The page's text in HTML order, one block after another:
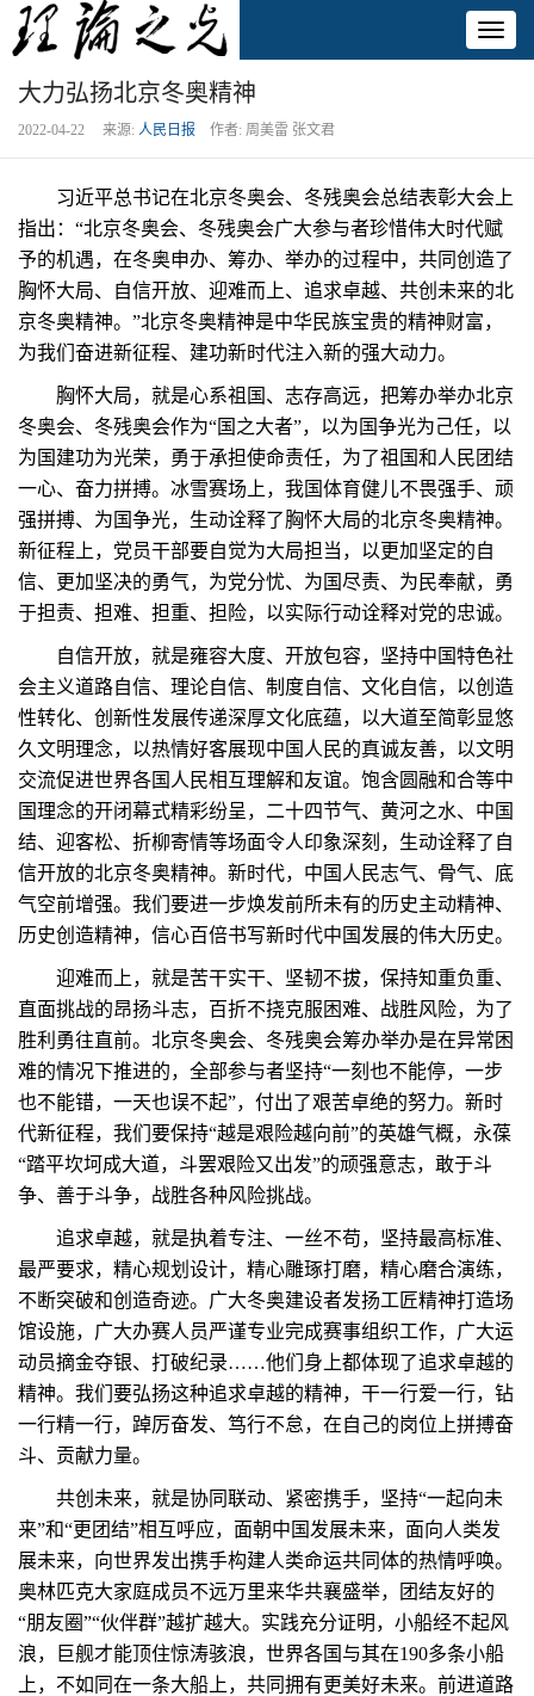
大力弘扬北京冬奥精神
2022-04-22 来源: 人民日报 作者: 周美雷 张文君
习近平总书记在北京冬奥会、冬残奥会总结表彰大会上
指出：“北京冬奥会、冬残奥会广大参与者珍惜伟大时代赋
予的机遇，在冬奥申办、筹办、举办的过程中，共同创造了
胸怀大局、自信开放、迎难而上、追求卓越、共创未来的北
京冬奥精神。”北京冬奥精神是中华民族宝贵的精神财富，
为我们奋进新征程、建功新时代注入新的强大动力。
胸怀大局，就是心系祖国、志存高远，把筹办举办北京
冬奥会、冬残奥会作为“国之大者”，以为国争光为己任，以
为国建功为光荣，勇于承担使命责任，为了祖国和人民团结
一心、奋力拼搏。冰雪赛场上，我国体育健儿不畏强手、顽
强拼搏、为国争光，生动诠释了胸怀大局的北京冬奥精神。
新征程上，党员干部要自觉为大局担当，以更加坚定的自
信、更加坚决的勇气，为党分忧、为国尽责、为民奉献，勇
于担责、担难、担重、担险，以实际行动诠释对党的忠诚。
自信开放，就是雍容大度、开放包容，坚持中国特色社
会主义道路自信、理论自信、制度自信、文化自信，以创造
性转化、创新性发展传递深厚文化底蕴，以大道至简彰显悠
久文明理念，以热情好客展现中国人民的真诚友善，以文明
交流促进世界各国人民相互理解和友谊。饱含圆融和合等中
国理念的开闭幕式精彩纷呈，二十四节气、黄河之水、中国
结、迎客松、折柳寄情等场面令人印象深刻，生动诠释了自
信开放的北京冬奥精神。新时代，中国人民志气、骨气、底
气空前增强。我们要进一步焕发前所未有的历史主动精神、
历史创造精神，信心百倍书写新时代中国发展的伟大历史。
迎难而上，就是苦干实干、坚韧不拔，保持知重负重、
直面挑战的昂扬斗志，百折不挠克服困难、战胜风险，为了
胜利勇往直前。北京冬奥会、冬残奥会筹办举办是在异常困
难的情况下推进的，全部参与者坚持“一刻也不能停，一步
也不能错，一天也误不起”，付出了艰苦卓绝的努力。新时
代新征程，我们要保持“越是艰险越向前”的英雄气概，永葆
“踏平坎坷成大道，斗罢艰险又出发”的顽强意志，敢于斗
争、善于斗争，战胜各种风险挑战。
追求卓越，就是执着专注、一丝不苟，坚持最高标准、
最严要求，精心规划设计，精心雕琢打磨，精心磨合演练，
不断突破和创造奇迹。广大冬奥建设者发扬工匠精神打造场
馆设施，广大办赛人员严谨专业完成赛事组织工作，广大运
动员摘金夺银、打破纪录……他们身上都体现了追求卓越的
精神。我们要弘扬这种追求卓越的精神，干一行爱一行，钻
一行精一行，踔厉奋发、笃行不怠，在自己的岗位上拼搏奋
斗、贡献力量。
共创未来，就是协同联动、紧密携手，坚持“一起向未
来”和“更团结”相互呼应，面朝中国发展未来，面向人类发
展未来，向世界发出携手构建人类命运共同体的热情呼唤。
奥林匹克大家庭成员不远万里来华共襄盛举，团结友好的
“朋友圈”“伙伴群”越扩越大。实践充分证明，小船经不起风
浪，巨舰才能顶住惊涛骇浪，世界各国与其在190多条小船
上，不如同在一条大船上，共同拥有更美好未来。前进道路